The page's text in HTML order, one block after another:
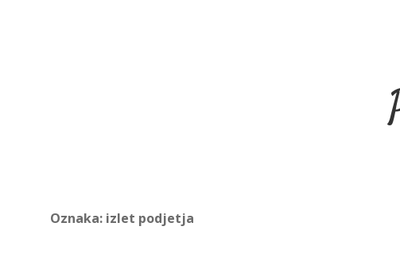
Oznaka: izlet podjetja